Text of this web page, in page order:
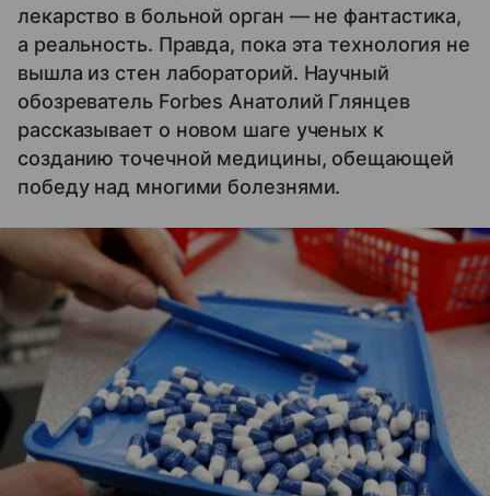
лекарство в больной орган — не фантастика,
а реальность. Правда, пока эта технология не
вышла из стен лабораторий. Научный
обозреватель Forbes Анатолий Глянцев
рассказывает о новом шаге ученых к
созданию точечной медицины, обещающей
победу над многими болезнями.